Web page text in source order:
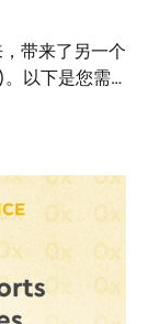
带来了另一个
以下是您需